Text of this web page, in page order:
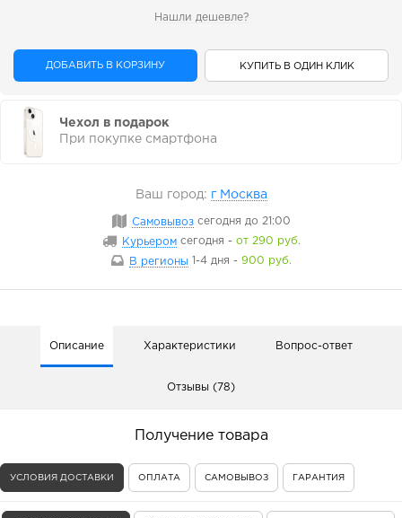
Нашли дешевле?
ДОБАВИТЬ В КОРЗИНУ КУПИТЬ В ОДИН КЛИК
Чехол в подарок
При покупке смартфона
Ваш город: г Москва
Самовывоз сегодня до 21:00
Курьером сегодня - от 290 руб.
В регионы
1-4 дня - 900 руб.
Описание Характеристики Вопрос-ответ
Отзывы (78)
Получение товара
УСЛОВИЯ ДОСТАВКИ ОПЛАТА САМОВЫВОЗ ГАРАНТИЯ